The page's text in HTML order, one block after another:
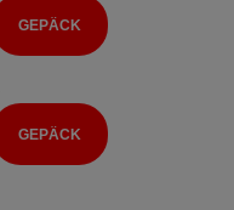
GEPÄCK
GEPÄCK